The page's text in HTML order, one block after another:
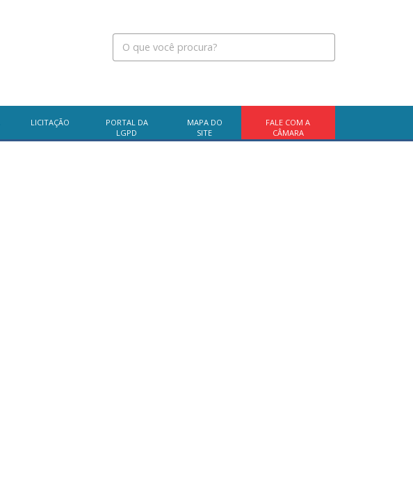
LICITAÇÃO
PORTAL DA
LGPD
MAPA DO
SITE
FALE COM A
CÂMARA